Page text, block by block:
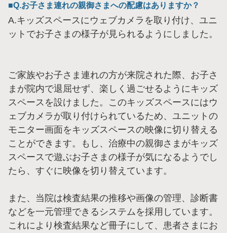
Q.お子さま連れの親御さまへの配慮はありますか？
A.キッズスペースにウェブカメラを取り付け、ユニ
ットでお子さまの様子が見られるようにしました。
ご家族やお子さま連れの方が来院された際、お子さ
まが院内で退屈せず、楽しく過ごせるようにキッズ
スペースを設けました。このキッズスペースにはウ
ェブカメラが取り付けられているため、ユニットの
モニター画面をキッズスペースの映像に切り替える
ことができます。もし、治療中の親御さまがキッズ
スペースで遊ぶお子さまの様子が気になるようでし
たら、すぐに映像を切り替えています。
また、当院は検査結果の推移や画像の管理、診断書
などを一元管理できるシステムを採用しています。
これにより検査結果など冊子にして、患者さまにお